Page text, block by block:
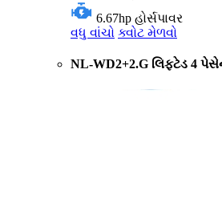
6.67hp હોર્સપાવર
વધુ વાંચો ક્વોટ મેળવો
NL-WD2+2.G લિફ્ટેડ 4